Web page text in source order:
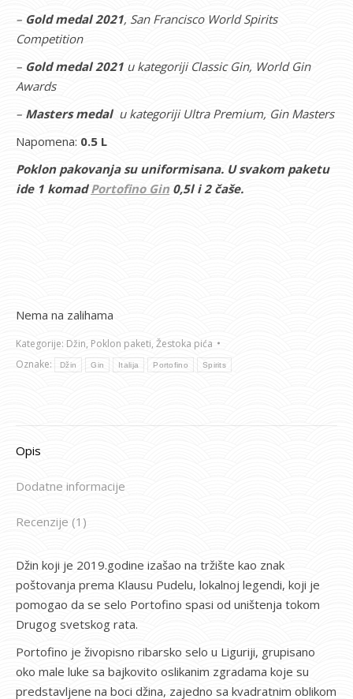
– Gold medal 2021, San Francisco World Spirits
Competition
– Gold medal 2021 u kategoriji Classic Gin, World Gin
Awards
– Masters medalu kategoriji Ultra Premium, Gin Masters
Napomena: 0.5 L
Poklon pakovanja su uniformisana. U svakom paketu
ide 1 komadPortofino Gin 0,5l i 2 čaše.
Nema na zalihama
Kategorije: Džin, Poklon paketi, Žestoka pića
Oznake:
Džin Gin Italija Portofino Spirits
Opis
Dodatne informacije
Recenzije (1)
Džin koji je 2019.godine izašao na tržište kao znak
poštovanja prema Klausu Pudelu, lokalnoj legendi, koji je
pomogao da se selo Portofino spasi od uništenja tokom
Drugog svetskog rata.
Portofino je živopisno ribarsko selo u Liguriji, grupisano
oko male luke sa bajkovito oslikanim zgradama koje su
predstavljene na boci džina, zajedno sa kvadratnim oblikom